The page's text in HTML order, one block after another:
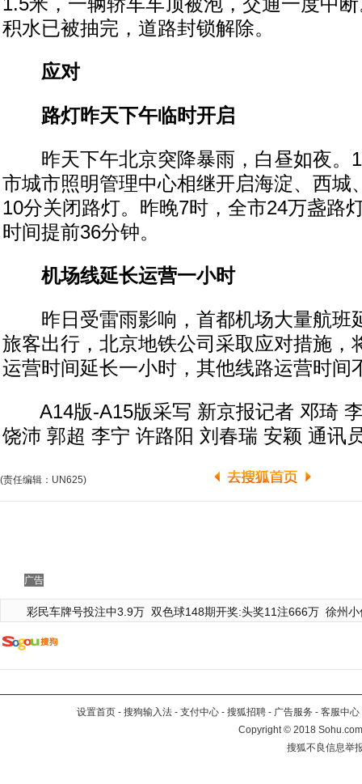
积水已被抽完，道路封锁解除。
应对
路灯昨天下午临时开启
昨天下午北京突降暴雨，白昼如夜。
市城市照明管理中心相继开启海淀、西城
10分关闭路灯。昨晚7时，全市24万盏路
时间提前36分钟。
机场线延长运营一小时
昨日受雷雨影响，首都机场大量航班
旅客出行，北京地铁公司采取应对措施，
运营时间延长一小时，其他线路运营时间
A14版-A15版采写 新京报记者 邓琦
饶沛 郭超 李宁 许路阳 刘春瑞 安颖 通讯
(责任编辑：UN625)
广告
彩民车牌号投注中3.9万 双色球148期开奖:头奖11注666万 徐州
设置首页 - 搜狗输入法 - 支付中心 - 搜狐招聘 - 广告服务 - 客服中心
Copyright©2018
搜狐不良信息举